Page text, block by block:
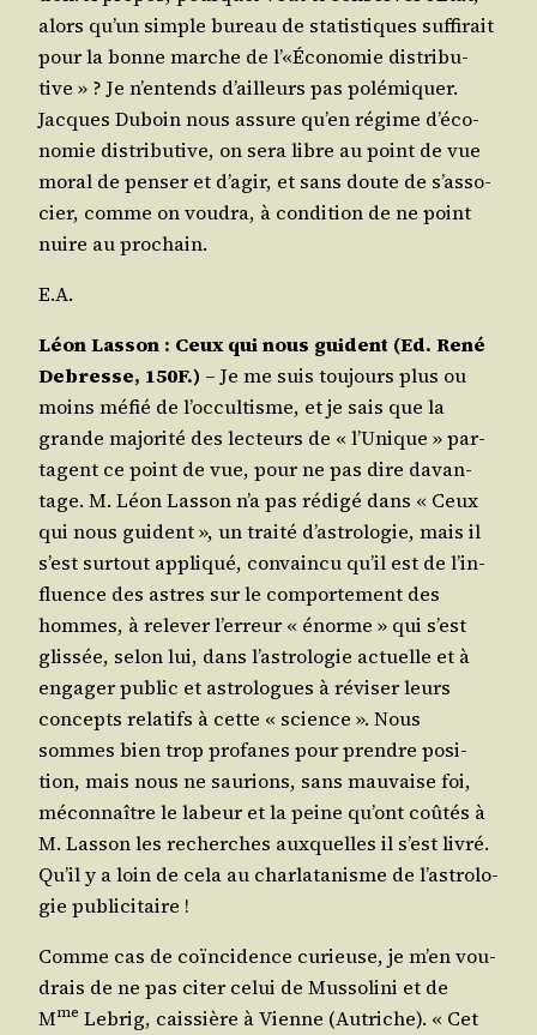
alors qu’un simple bureau de sta­tis­tiques suf­fi­rait
pour la bonne marche de l’«Économie dis­tri­bu­
tive » ? Je n’en­tends d’ailleurs pas polé­mi­quer.
Jacques Duboin nous assure qu’en régime d’é­co­
no­mie dis­tri­bu­tive, on sera libre au point de vue
moral de pen­ser et d’a­gir, et sans doute de s’as­so­
cier, comme on vou­dra, à condi­tion de ne point
nuire au prochain.
E.A.
Léon Las­son : Ceux qui nous guident (Ed. René
Debresse, 150F.) – Je me suis tou­jours plus ou
moins méfié de l’oc­cul­tisme, et je sais que la
grande majo­ri­té des lec­teurs de « l’U­nique » par­
tagent ce point de vue, pour ne pas dire davan­
tage. M. Léon Las­son n’a pas rédi­gé dans « Ceux
qui nous guident », un trai­té d’as­tro­lo­gie, mais il
s’est sur­tout appli­qué, convain­cu qu’il est de l’in­
fluence des astres sur le com­por­te­ment des
hommes, à rele­ver l’er­reur « énorme » qui s’est
glis­sée, selon lui, dans l’as­tro­lo­gie actuelle et à
enga­ger public et astro­logues à révi­ser leurs
concepts rela­tifs à cette « science ». Nous
sommes bien trop pro­fanes pour prendre posi­
tion, mais nous ne sau­rions, sans mau­vaise foi,
mécon­naître le labeur et la peine qu’ont coû­tés à
M. Las­son les recherches aux­quelles il s’est livré.
Qu’il y a loin de cela au char­la­ta­nisme de l’as­tro­lo­
gie publicitaire !
Comme cas de coïn­ci­dence curieuse, je m’en vou­
drais de ne pas citer celui de Mus­so­li­ni et de
Mme Lebrig, cais­sière à Vienne (Autriche). « Cet